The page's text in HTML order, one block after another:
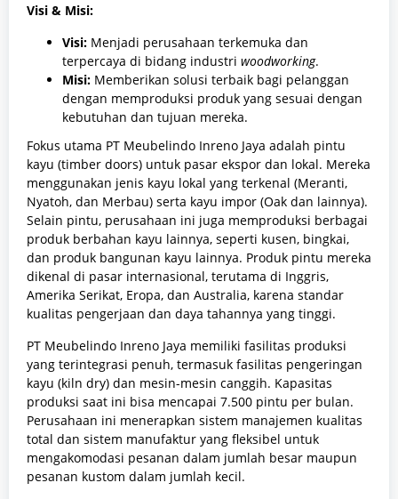
Visi & Misi:
Visi: Menjadi perusahaan terkemuka dan
terpercaya di bidang industri woodworking.
Misi: Memberikan solusi terbaik bagi pelanggan
dengan memproduksi produk yang sesuai dengan
kebutuhan dan tujuan mereka.
Fokus utama PT Meubelindo Inreno Jaya adalah pintu
kayu (timber doors) untuk pasar ekspor dan lokal. Mereka
menggunakan jenis kayu lokal yang terkenal (Meranti,
Nyatoh, dan Merbau) serta kayu impor (Oak dan lainnya).
Selain pintu, perusahaan ini juga memproduksi berbagai
produk berbahan kayu lainnya, seperti kusen, bingkai,
dan produk bangunan kayu lainnya. Produk pintu mereka
dikenal di pasar internasional, terutama di Inggris,
Amerika Serikat, Eropa, dan Australia, karena standar
kualitas pengerjaan dan daya tahannya yang tinggi.
PT Meubelindo Inreno Jaya memiliki fasilitas produksi
yang terintegrasi penuh, termasuk fasilitas pengeringan
kayu (kiln dry) dan mesin-mesin canggih. Kapasitas
produksi saat ini bisa mencapai 7.500 pintu per bulan.
Perusahaan ini menerapkan sistem manajemen kualitas
total dan sistem manufaktur yang fleksibel untuk
mengakomodasi pesanan dalam jumlah besar maupun
pesanan kustom dalam jumlah kecil.